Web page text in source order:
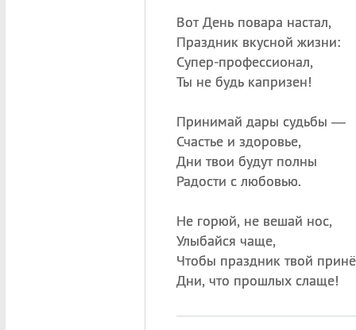
Вот День повара настал,
Праздник вкусной жизни:
Супер-профессионал,
Ты не будь капризен!
Принимай дары судьбы —
Счастье и здоровье,
Дни твои будут полны
Радости с любовью.
Не горюй, не вешай нос,
Улыбайся чаще,
Чтобы праздник твой
Дни, что прошлых слаще!